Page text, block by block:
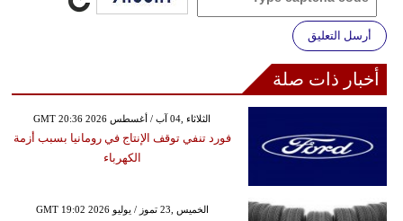
أرسل التعليق
أخبار ذات صلة
GMT 20:36 2026 الثلاثاء ,04 آب / أغسطس
فورد تنفي توقف الإنتاج في رومانيا بسبب أزمة
الكهرباء
GMT 19:02 2026 الخميس ,23 تموز / يوليو